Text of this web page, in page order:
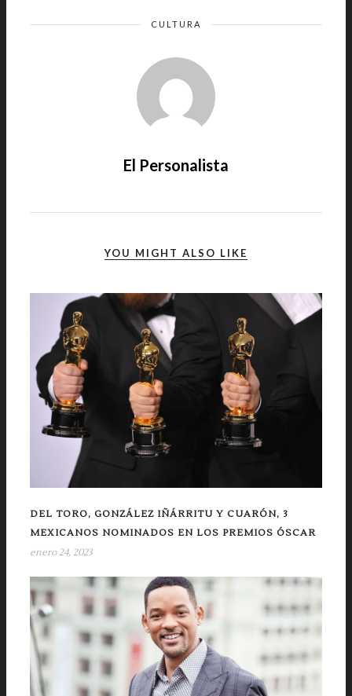
CULTURA
El Personalista
YOU MIGHT ALSO LIKE
DEL TORO, GONZÁLEZ IÑÁRRITU Y CUARÓN, 3
MEXICANOS NOMINADOS EN LOS PREMIOS ÓSCAR
enero 24, 2023